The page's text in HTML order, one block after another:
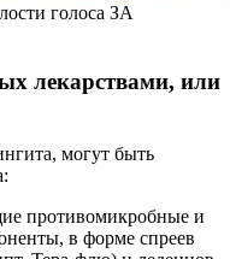
голоса ЗА
лекарствами, или
могут быть
противомикробные и
в форме спреев